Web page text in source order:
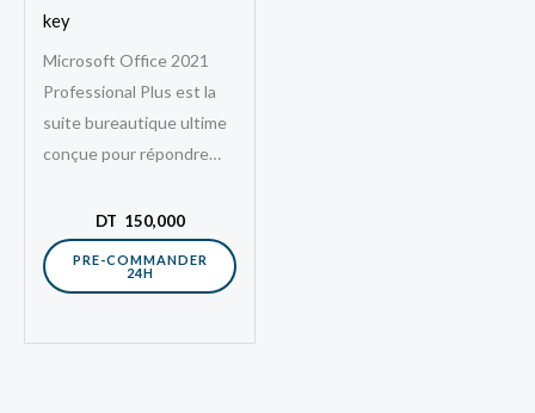
key
Microsoft Office 2021
Professional Plus est la
suite bureautique ultime
conçue pour répondre
professionnels, des
entreprises et des
utilisateurs exigeants.
DT 150,000
PRE-COMMANDER
24H